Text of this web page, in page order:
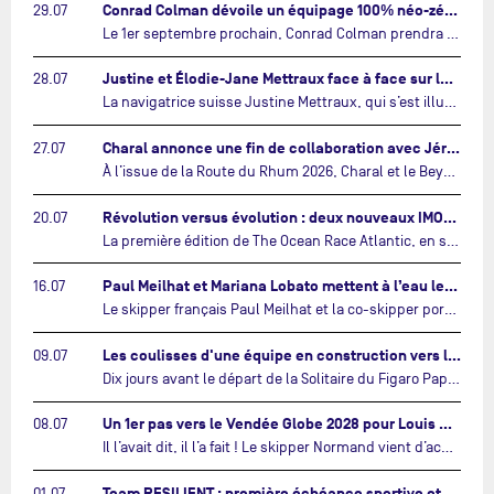
29.07 Conrad Colman dévoile un équipage 100% néo-zélandais tourné vers l'avenir…
28.07 Justine et Élodie-Jane Mettraux face à face sur la transatlantique The Ocean Race Atlantic…
La navigatrice suisse Justine Mettraux, qui s’est illustrée comme la femme la plus rapide du Vendée Globe et qui fait actuellement construire un nouvel IMOCA pour l'édition 2028, sera cette année au départ de la première édition de The Ocean Race Atlantic.…
27.07 Charal annonce une fin de collaboration avec Jérémie Beyou et le Beyou Racing après la Route du Rhum…
À l’issue de la Route du Rhum 2026, Charal et le Beyou Racing mettront fin à leur collaboration. Il a été décidé de manière concertée, après dix ans d’une collaboration riche et performante, d’ouvrir une nouvelle ère pour le projet du Charal Sailing Team.…
20.07 Révolution versus évolution : deux nouveaux IMOCA très différents se préparent pour The Ocean Race Atlantic…
16.07 Paul Meilhat et Mariana Lobato mettent à l’eau leur bateau et lancent leur nouvelle campagne « United by the Ocean »…
Le skipper français Paul Meilhat et la co-skipper portugaise Mariana Lobato mettent à l’eau aujourd’hui à Lorient leur IMOCA à bord duquel ils participeront à The Ocean Race Atlantic (septembre 2026) puis à The Ocean Race, le tour du monde en équipage (janvier 2027).…
09.07 Les coulisses d'une équipe en construction vers le Vendée Globe…
08.07 Un 1er pas vers le Vendée Globe 2028 pour Louis Duc…
Il l’avait dit, il l’a fait ! Le skipper Normand vient d’acquérir un foiler, un plan Manuard de 2023. « Je suis ravi de repartir sur une campagne Vendée Globe à la barre d’un excellent bateau et avec un programme qui reste raisonnable financièrement. »…